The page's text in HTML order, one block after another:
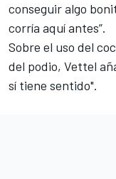
conseguir algo
corría aquí antes”.
Sobre el uso del
del podio, Vettel
sí tiene sentido".